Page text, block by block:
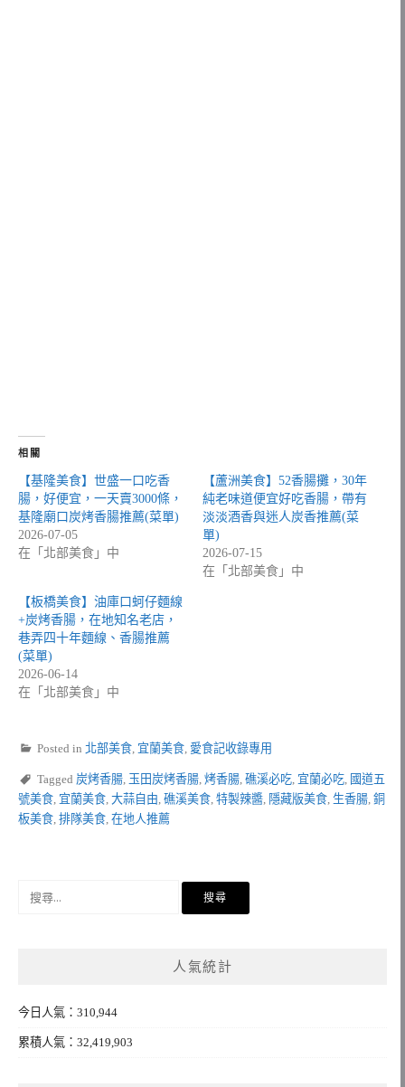
相關
【基隆美食】世盛一口吃香
腸，好便宜，一天賣3000條，
基隆廟口炭烤香腸推薦(菜單)
2026-07-05
在「北部美食」中
【蘆洲美食】52香腸攤，30年
純老味道便宜好吃香腸，帶有
淡淡酒香與迷人炭香推薦(菜
單)
2026-07-15
在「北部美食」中
【板橋美食】油庫口蚵仔麵線
+炭烤香腸，在地知名老店，
巷弄四十年麵線、香腸推薦
(菜單)
2026-06-14
在「北部美食」中
Posted in 北部美食 宜蘭美食 愛食記收錄專用
Tagged 炭烤香腸 玉田炭烤香腸 烤香腸 礁溪必吃 宜蘭必吃 國道五
號美食 宜蘭美食 大蒜自由 礁溪美食 特製辣醬 隱藏版美食 生香腸 銅
板美食 排隊美食 在地人推薦
人氣統計
今日人氣：310,944
累積人氣：32,419,903